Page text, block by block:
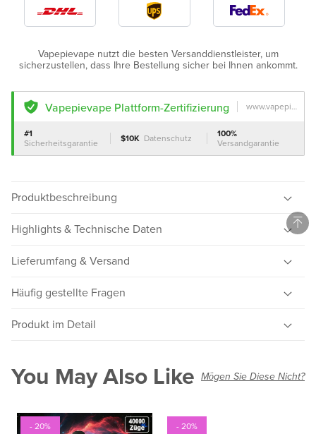
Vapepievape nutzt die besten Versanddienstleister, um
sicherzustellen, dass Ihre Bestellung sicher bei Ihnen ankommt.
Vapepievape Plattform-Zertifizierung www.vapepievape.com
#1
Sicherheitsgarantie
$10K Datenschutz
100%
Versandgarantie
Vapepievape Plattform-Zertifizierung
www.vapepievape.com
Privacy Protection
Shipping Guarantee
Produktbeschreibung
Highlights & Technische Daten
Lieferumfang & Versand
Häufig gestellte Fragen
Produkt im Detail
You May Also Like Mögen Sie Diese Nicht?
- 20% - 20%